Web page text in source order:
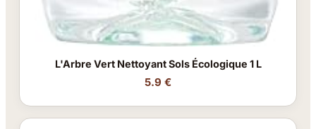
L'Arbre Vert Nettoyant Sols Écologique 1 L
5.9 €